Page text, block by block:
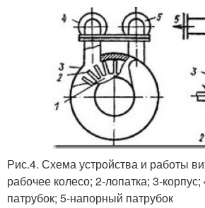
Рис.4. Схема устройства и работы
рабочее колесо; 2-лопатка; 3-
патрубок; 5-напорный патрубок